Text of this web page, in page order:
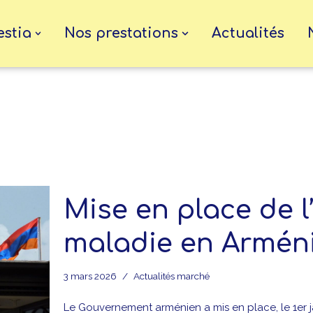
Nos prestations Actualités
Mise en place de
maladie en
3 mars 2026 Actualités marché
Le Gouvernement arménien a mis en place, le 1er